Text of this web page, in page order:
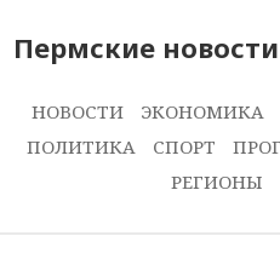
Пермские новости
НОВОСТИ ЭКОНОМИКА
ПОЛИТИКА
СПОРТ
РЕГИОНЫ